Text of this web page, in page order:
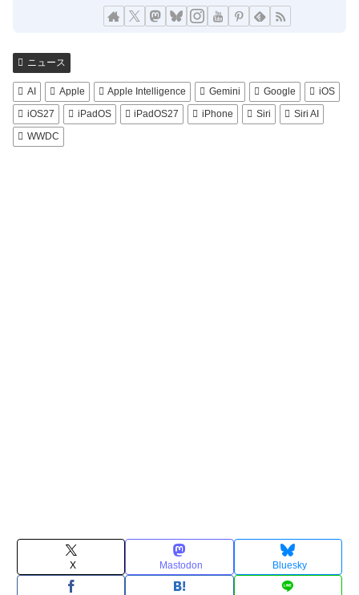
ニュース
AI Apple Apple Intelligence Gemini Google
iOS
iOS27
iPadOS iPadOS27 iPhone Siri
Siri AI
WWDC
X Mastodon Bluesky